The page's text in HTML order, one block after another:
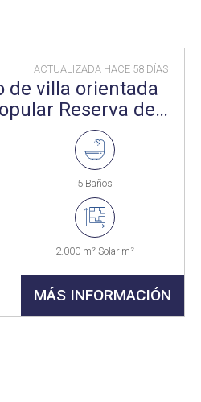
ACTUALIZADA HACE 58 DÍAS
de villa orientada
Reserva de
5 Baños
2.000 m² Solar m²
MÁS INFORMACIÓN